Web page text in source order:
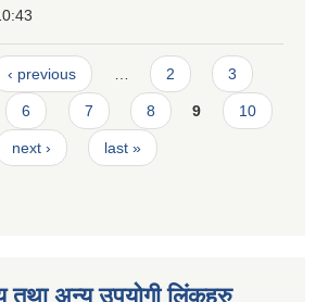
‹ previous … 2 3
6 7 8 9 10
next › last »
तथा अन्य उपयोगी लिंकहरु